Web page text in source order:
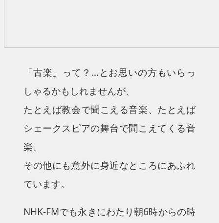
「古楽」って？…とお思いの方もいらっ
しゃるかもしれませんが、
たとえば教会で聞こえる音楽、たとえば
シェークスピアの舞台で聞こえてくる音
楽、
その他にも意外に身近なところにあふれ
ています。
NHK-FMでも永きにわたり朝6時からの時